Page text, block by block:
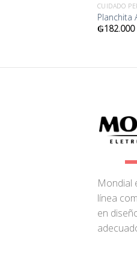
CUIDADO
Planchita
₲182.000
Mondial
línea
en